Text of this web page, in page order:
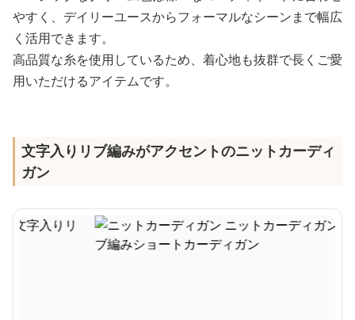
やすく、デイリーユースからフォーマルなシーンまで幅広
く活用できます。
高品質な糸を使用しているため、着心地も抜群で長くご愛
用いただけるアイテムです。
文字入りリブ編みがアクセントのニットカーディ
ガン